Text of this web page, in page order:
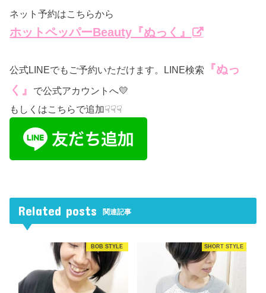
ネット予約はこちらから
ホットペッパーBeauty『ぬっく』
公式LINEでもご予約いただけます。LINE検索
『ぬっ
く』
で公式アカウントへ💛
もしくはこちらで追加☟☟☟
Related posts 関連記事
BOB STYLE SHORT STYLE